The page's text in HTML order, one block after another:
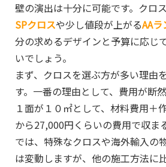
壁の演出は十分に可能です。クロ
SPクロスや少し値段が上がるAA
分の求めるデザインと予算に応じ
いでしょう。
まず、クロスを選ぶ方が多い理由
す。一番の理由として、費用が断
１面が１０㎡として、材料費用＋
から27,000円くらいの費用で収ま
では、特殊なクロスや海外輸入の
は変動しますが、他の施工方法に